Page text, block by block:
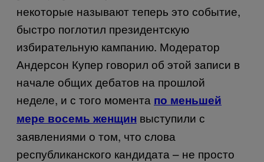
некоторые называют теперь это событие,
быстро поглотил президентскую
избирательную кампанию. Модератор
Андерсон Купер говорил об этой записи в
начале общих дебатов на прошлой
неделе, и с того момента по меньшей
мере восемь женщин выступили с
заявлениями о том, что слова
республиканского кандидата – не просто